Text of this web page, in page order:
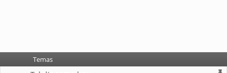
Temas